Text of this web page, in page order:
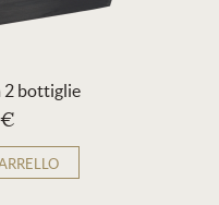
2 bottiglie